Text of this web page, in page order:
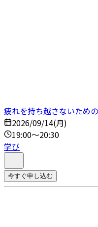
疲れを持ち越さないため
2026/09/14(月)
19:00～20:30
学び
今すぐ申し込む